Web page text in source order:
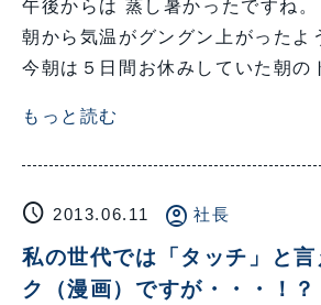
午後からは 蒸し暑かったですね
朝から気温がグングン上がったよ
今朝は５日間お休みしていた朝の
もっと読む
schedule 2013.06.11 account_circle 社長
私の世代では「タッチ」と言
ク（漫画）ですが・・・！？